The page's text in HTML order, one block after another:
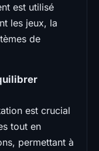
est utilisé
les jeux, la
de
est crucial
tout en
permettant à